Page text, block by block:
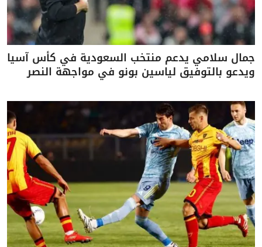
جمال سلامي يدعم منتخب السعودية في كأس آسيا
ويدعو بالتوفيق لياسين بونو في مواجهة النصر